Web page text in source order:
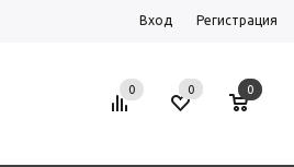
Вход Регистрация
0 0 0